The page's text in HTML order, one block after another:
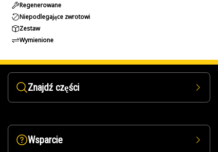
Regenerowane
Niepodlegające zwrotowi
Zestaw
Wymienione
Znajdź części
Wsparcie